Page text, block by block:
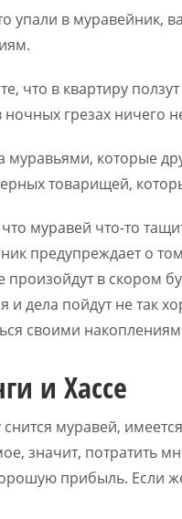
упали в муравейник,
что в квартиру
ночных грезах
муравьями, которые
товарищей,
муравей что-то
предупреждает о
произойдут в скором
и дела пойдут не так
своими
и Хассе
муравей,
значит, потратить
прибыль. Если